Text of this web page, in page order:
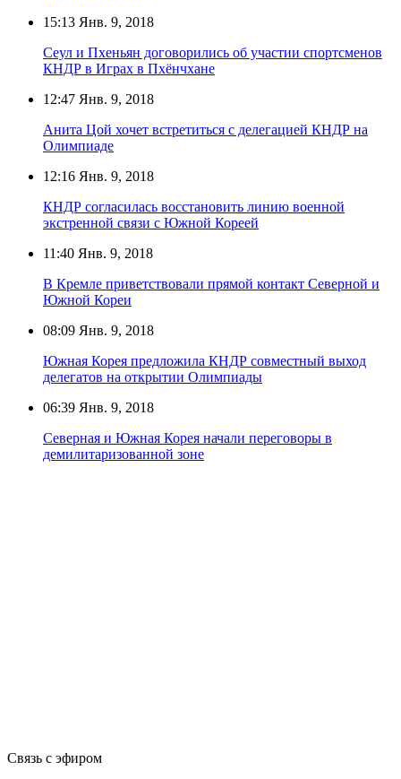
15:13 Янв. 9, 2018
Сеул и Пхеньян договорились об участии спортсменов
КНДР в Играх в Пхёнчхане
12:47 Янв. 9, 2018
Анита Цой хочет встретиться с делегацией КНДР на
Олимпиаде
12:16 Янв. 9, 2018
КНДР согласилась восстановить линию военной
экстренной связи с Южной Кореей
11:40 Янв. 9, 2018
В Кремле приветствовали прямой контакт Северной и
Южной Кореи
08:09 Янв. 9, 2018
Южная Корея предложила КНДР совместный выход
делегатов на открытии Олимпиады
06:39 Янв. 9, 2018
Северная и Южная Корея начали переговоры в
демилитаризованной зоне
Связь с эфиром